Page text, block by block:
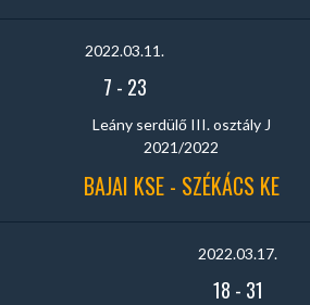
2022.03.11.
7 - 23
Leány serdülő III. osztály J
2021/2022
BAJAI KSE - SZÉKÁCS KE
2022.03.17.
18 - 31